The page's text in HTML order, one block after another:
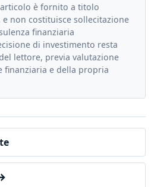
è fornito a titolo
non costituisce sollecitazione
finanziaria
di investimento resta
lettore, previa valutazione
finanziaria e della propria